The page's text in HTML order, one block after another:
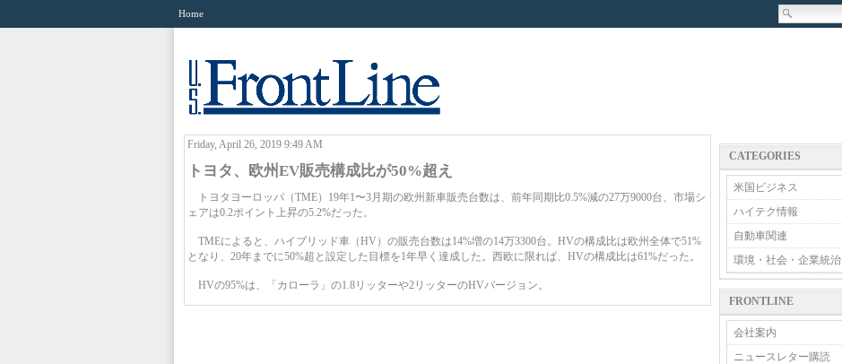
Home
Friday, April 26, 2019 9:49 AM
トヨタ、欧州EV販売構成比が50%超え
トヨタヨーロッパ（TME）19年1〜3月期の欧州新車販売台数は、前年同期比0.5%減の27万9000台、市場シ
ェアは0.2ポイント上昇の5.2%だった。
TMEによると、ハイブリッド車（HV）の販売台数は14%増の14万3300台。HVの構成比は欧州全体で51%
となり、20年までに50%超と設定した目標を1年早く達成した。西欧に限れば、HVの構成比は61%だった。
HVの95%は、「カローラ」の1.8リッターや2リッターのHVバージョン。
CATEGORIES
米国ビジネス
ハイテク情報
自動車関連
環境・社会・企業統治
FRONTLINE
会社案内
ニュースレター購読